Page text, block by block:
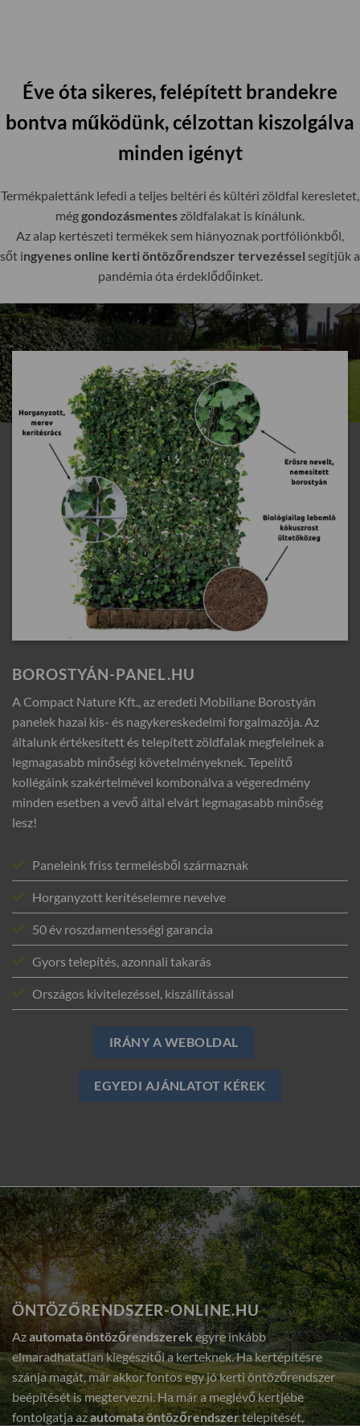
Éve óta sikeres, felépített brandekre
bontva működünk, célzottan kiszolgálva
minden igényt
Termékpalettánk lefedi a teljes beltéri és kültéri zöldfal keresletet,
méggondozásmentes zöldfalakat is kínálunk.
Az alap kertészeti termékek sem hiányoznak portfóliónkből,
sőt ingyenes online kerti öntözőrendszer tervezéssel segítjük a
pandémia óta érdeklődőinket.
BOROSTYÁN-PANEL.HU
A Compact Nature Kft., az eredeti Mobiliane Borostyán
panelek hazai kis- és nagykereskedelmi forgalmazója. Az
általunk értékesített és telepített zöldfalak megfelelnek a
legmagasabb minőségi követelményeknek. Tepelítő
kollégáink szakértelmével kombonálva a végeredmény
minden esetben a vevő által elvárt legmagasabb minőség
lesz!
Paneleink friss termelésből származnak
Horganyzott kerítéselemre nevelve
50 év roszdamentességi garancia
Gyors telepítés, azonnali takarás
Országos kivitelezéssel, kiszállítással
IRÁNY A WEBOLDAL
EGYEDI AJÁNLATOT KÉREK
ÖNTÖZŐRENDSZER-ONLINE.HU
Azautomata öntözőrendszerekegyre inkább
elmaradhatatlan kiegészítői a kerteknek. Ha kertépítésre
szánja magát, már akkor fontos egy jó kerti öntözőrendszer
beépítését is megtervezni. Ha már a meglévő kertjébe
fontolgatja azautomata öntözőrendszertelepítését,